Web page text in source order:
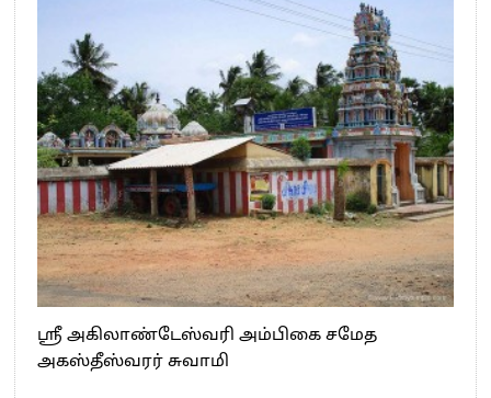
ஸ்ரீ அகிலாண்டேஸ்வரி அம்பிகை சமேத
அகஸ்தீஸ்வரர் சுவாமி